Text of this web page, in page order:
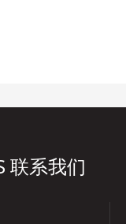
联系我们